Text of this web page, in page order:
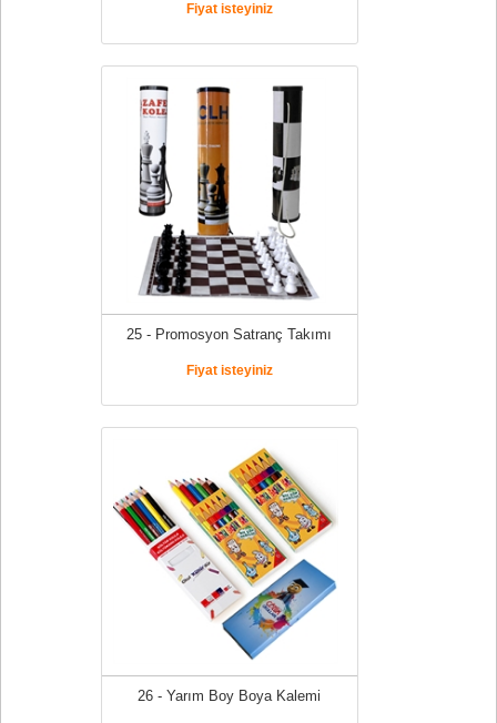
Fiyat isteyiniz
25 - Promosyon Satranç Takımı
Fiyat isteyiniz
26 - Yarım Boy Boya Kalemi